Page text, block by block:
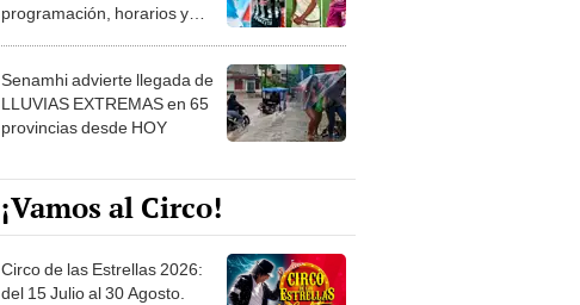
programación, horarios y
Senamhi advierte llegada de
LLUVIAS EXTREMAS en 65
provincias desde HOY
¡Vamos al Circo!
Circo de las Estrellas 2026:
del 15 Julio al 30 Agosto.